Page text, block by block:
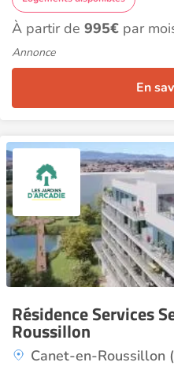
À partir de 995€ par
Annonce
En
Résidence Services
Roussillon
Canet-en-Roussillon